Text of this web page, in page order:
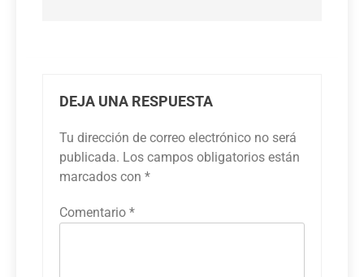
DEJA UNA RESPUESTA
Tu dirección de correo electrónico no será
publicada. Los campos obligatorios están
marcados con *
Comentario *